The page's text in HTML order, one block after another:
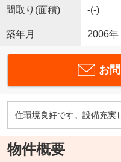
間取り(面積) -(-)
築年月 2006年
お
住環境良好です。設備充実
物件概要